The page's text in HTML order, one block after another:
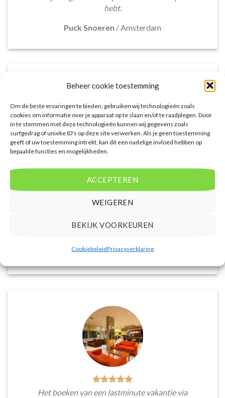
Beheer cookie toestemming
Om de beste ervaringen te bieden, gebruiken wij technologieën zoals
cookies om informatie over je apparaat op te slaan en/of te raadplegen. Door
in te stemmen met deze technologieën kunnen wij gegevens zoals
surfgedrag of unieke ID's op deze site verwerken. Als je geen toestemming
geeft of uw toestemming intrekt, kan dit een nadelige invloed hebben op
bepaalde functies en mogelijkheden.
ACCEPTEREN
WEIGEREN
BEKIJK VOORKEUREN
CookiebeleidPrivacyverklaring
hebt.
Puck Snoeren /Amsterdam
Het aanbod van accommodaties op
voordeligelastminutevakantie.nl is erg goed. Van
luxe resorts tot budgetvriendelijke hotels, de site
biedt een breed scala aan opties. De handige
accommodaties te vinden die aansluiten bij mijn
Tim Beukers/Tilburg
Het boeken van een lastminute vakantie via